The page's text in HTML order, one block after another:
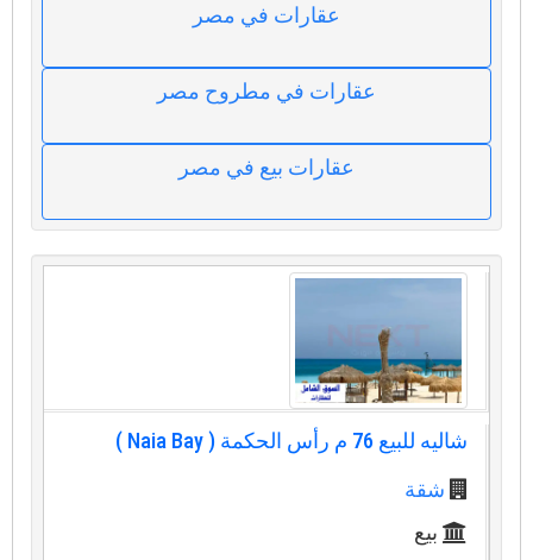
عقارات في مصر
عقارات في مطروح مصر
عقارات بيع في مصر
شاليه للبيع 76 م رأس الحكمة ( Naia Bay )
شقة
بيع